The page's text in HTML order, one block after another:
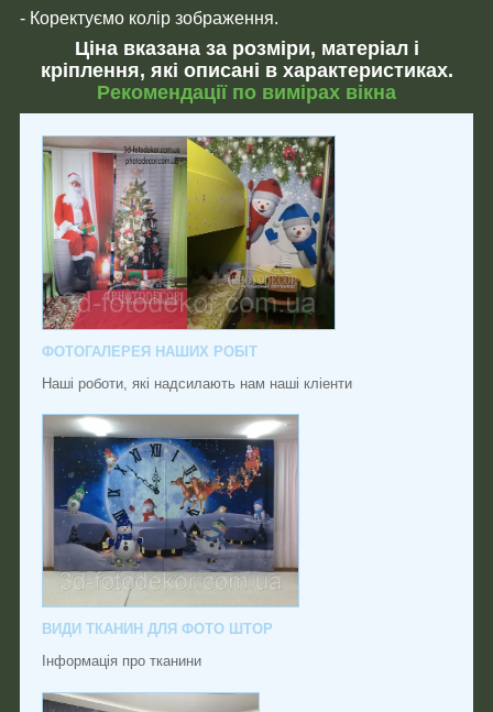
- Коректуємо колір зображення.
Ціна вказана за розміри, матеріал і
кріплення, які описані в характеристиках.
Рекомендації по вимірах вікна
ФОТОГАЛЕРЕЯ НАШИХ РОБІТ
Наші роботи, які надсилають нам наші кліенти
ВИДИ ТКАНИН ДЛЯ ФОТО ШТОР
Інформація про тканини